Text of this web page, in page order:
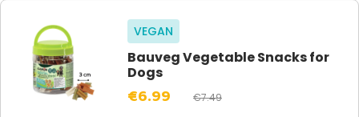
VEGAN
Bauveg Vegetable Snacks for
Dogs
€6.99 €7.49